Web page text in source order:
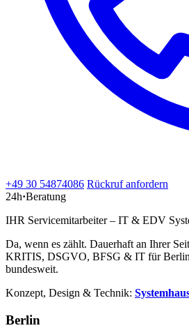
+49 30 54874086 Rückruf anfordern
24h·Beratung
IHR Servicemitarbeiter – IT & EDV
Da, wenn es zählt. Dauerhaft an Ihrer
KRITIS, DSGVO, BFSG & IT für
bundesweit.
Konzept, Design & Technik:
Berlin